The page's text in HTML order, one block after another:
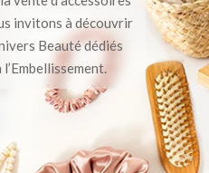
invitons à découvrir
Beauté dédiés